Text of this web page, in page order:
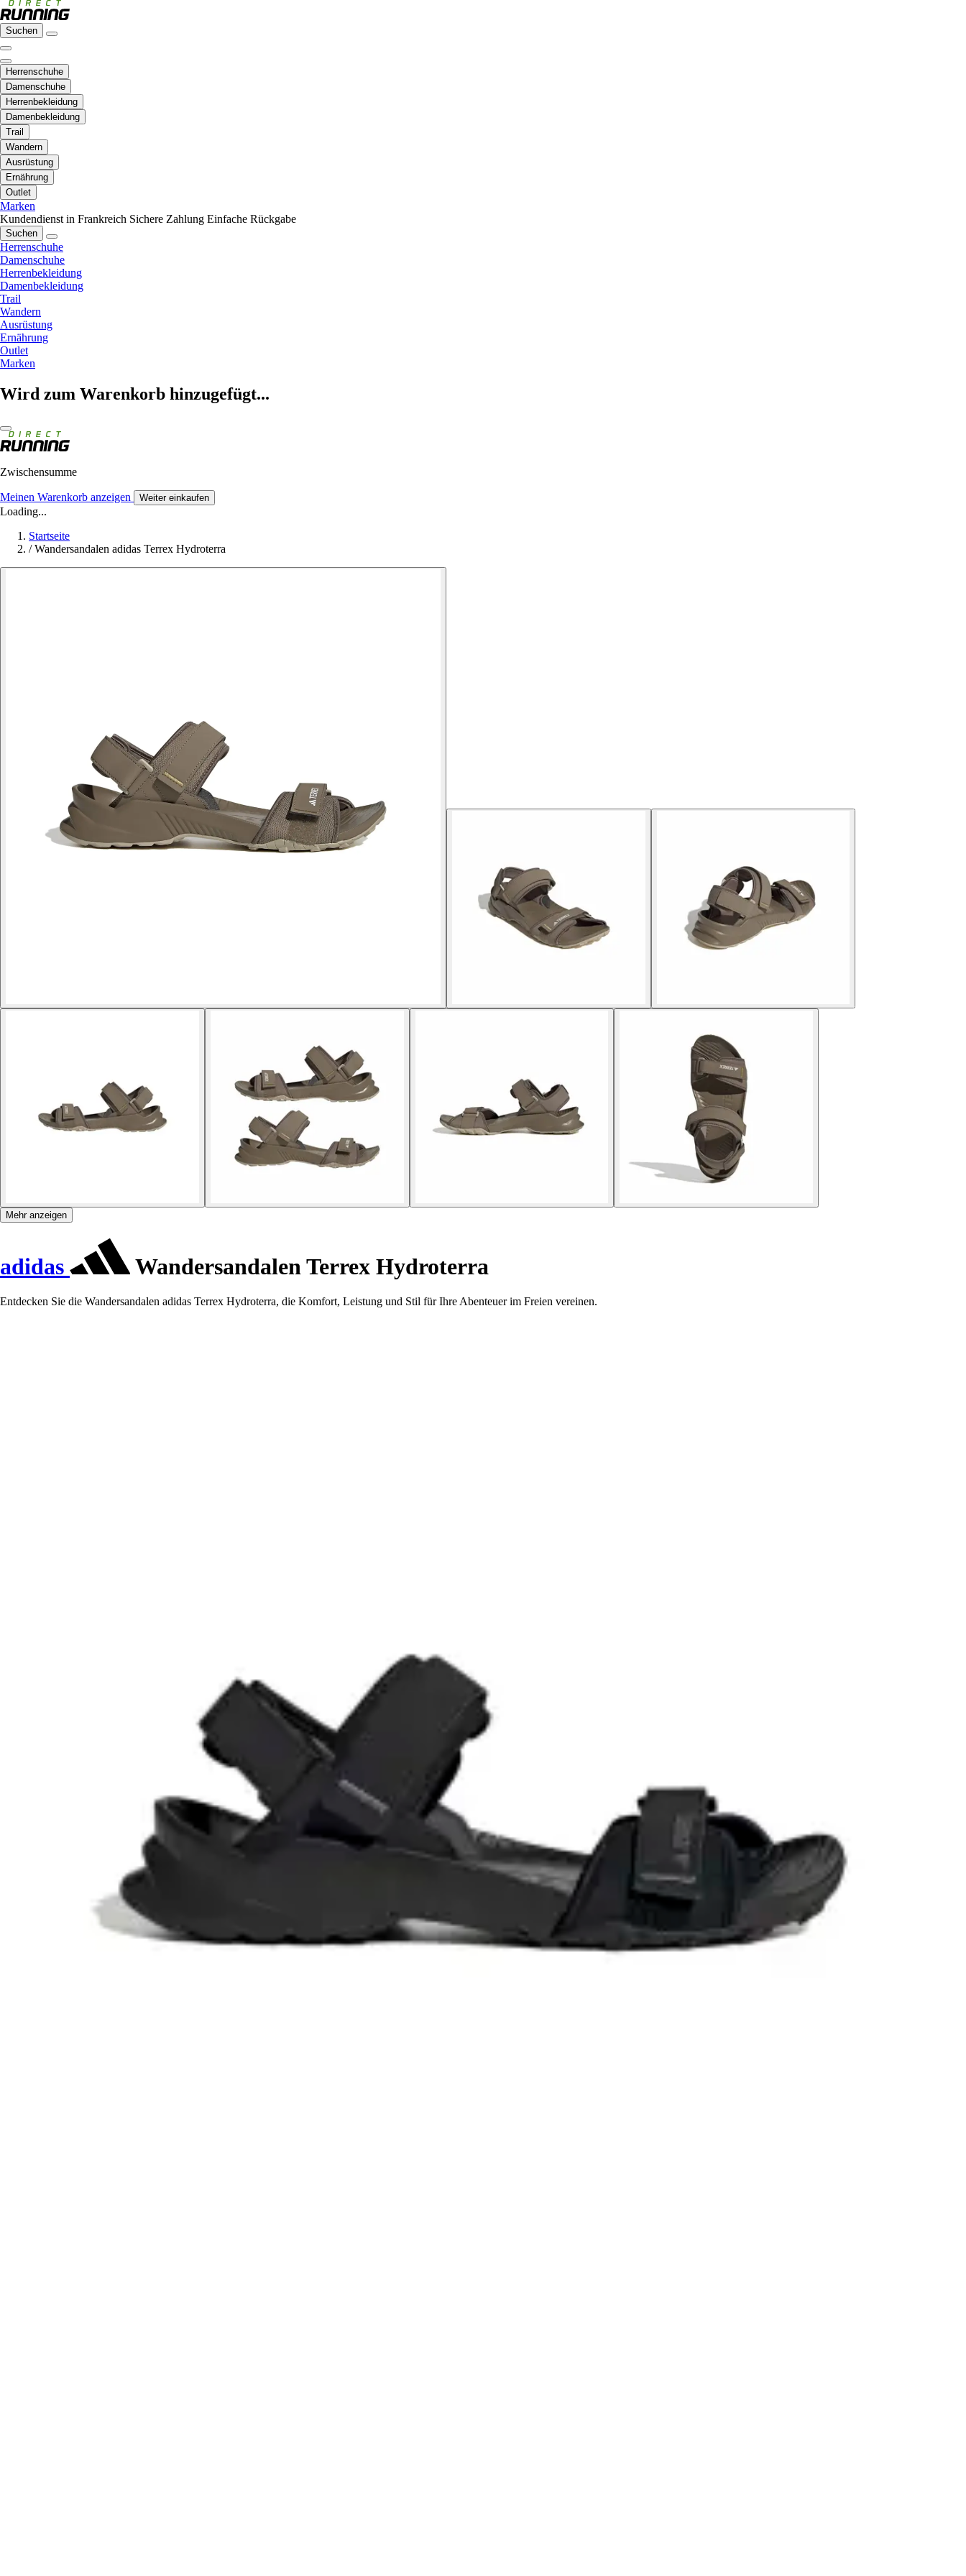
Suchen
Herrenschuhe
Damenschuhe
Herrenbekleidung
Damenbekleidung
Trail
Wandern
Ausrüstung
Ernährung
Outlet
Marken
Kundendienst in Frankreich Sichere Zahlung Einfache Rückgabe
Suchen
Herrenschuhe
Damenschuhe
Herrenbekleidung
Damenbekleidung
Trail
Wandern
Ausrüstung
Ernährung
Outlet
Marken
Wird zum Warenkorb hinzugefügt...
Zwischensumme
Meinen Warenkorb anzeigen Weiter einkaufen
Loading...
Startseite
/ Wandersandalen adidas Terrex Hydroterra
Mehr anzeigen
adidas Wandersandalen Terrex Hydroterra
Entdecken Sie die Wandersandalen adidas Terrex Hydroterra, die Komfort, Leistung und Stil für Ihre Abenteuer im Freien vereinen.